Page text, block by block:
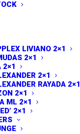
LIVIANO 2×1
2×1
2×1
2×1
RAYADA 2×1
2×1
ML 2×1
2×1